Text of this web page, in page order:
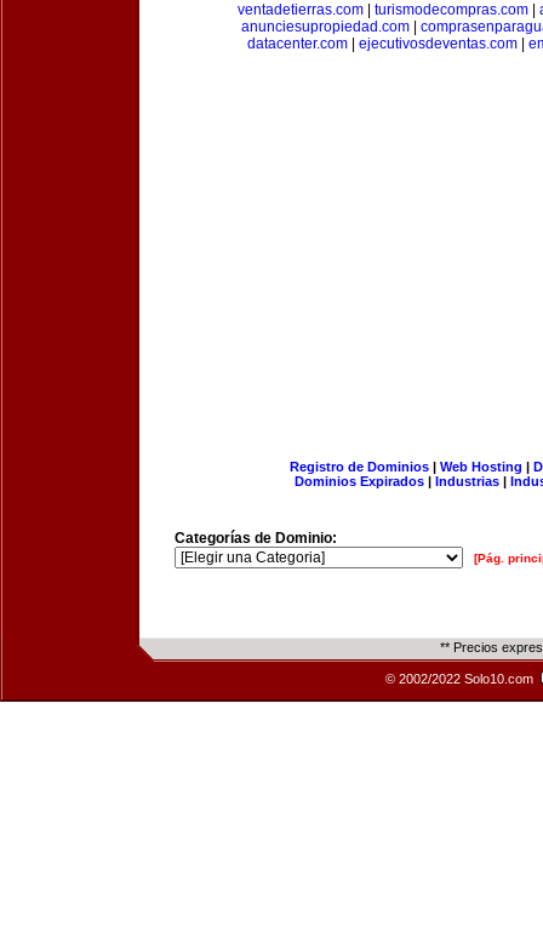
ventadetierras.com
turismodecompras.com
anunciesupropiedad.com|
datacenter.com
ejecutivosdeventas.com
Registro de Dominios| Web Hosting |
Dominios Expirados | Industrias |
Categorías de Dominio:
[Pág.
** Precios
© 2002/2022 Solo10.com